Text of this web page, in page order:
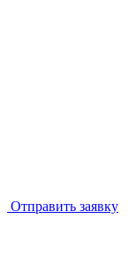
Отправить заявку